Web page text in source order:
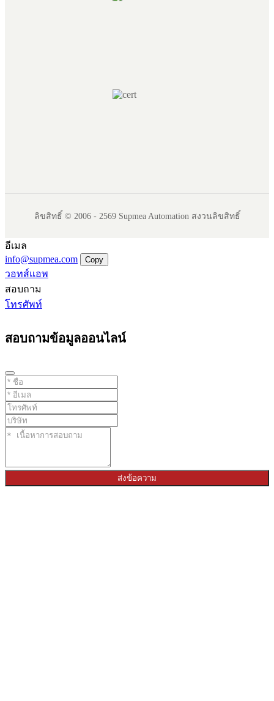
ลิขสิทธิ์ © 2006 - 2569 Supmea Automation สงวนลิขสิทธิ์
อีเมล
info@supmea.com
Copy
วอทส์แอพ
สอบถาม
โทรศัพท์
สอบถามข้อมูลออนไลน์
ส่งข้อความ